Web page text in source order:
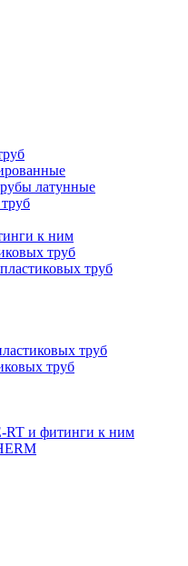
латунные
к ним
труб
труб
труб
труб
RT и фитинги к ним